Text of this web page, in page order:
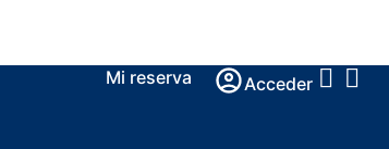
Acceder
Mi reserva